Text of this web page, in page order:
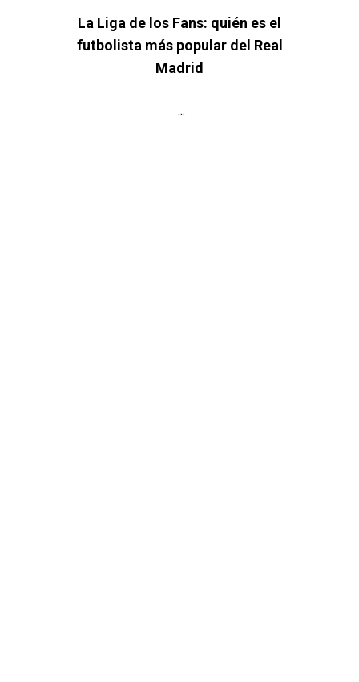
La Liga de los Fans: quién es el
futbolista más popular del Real
Madrid
...